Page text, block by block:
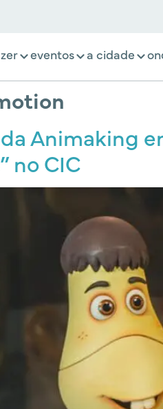
eventos a cidade
Animaking
no CIC